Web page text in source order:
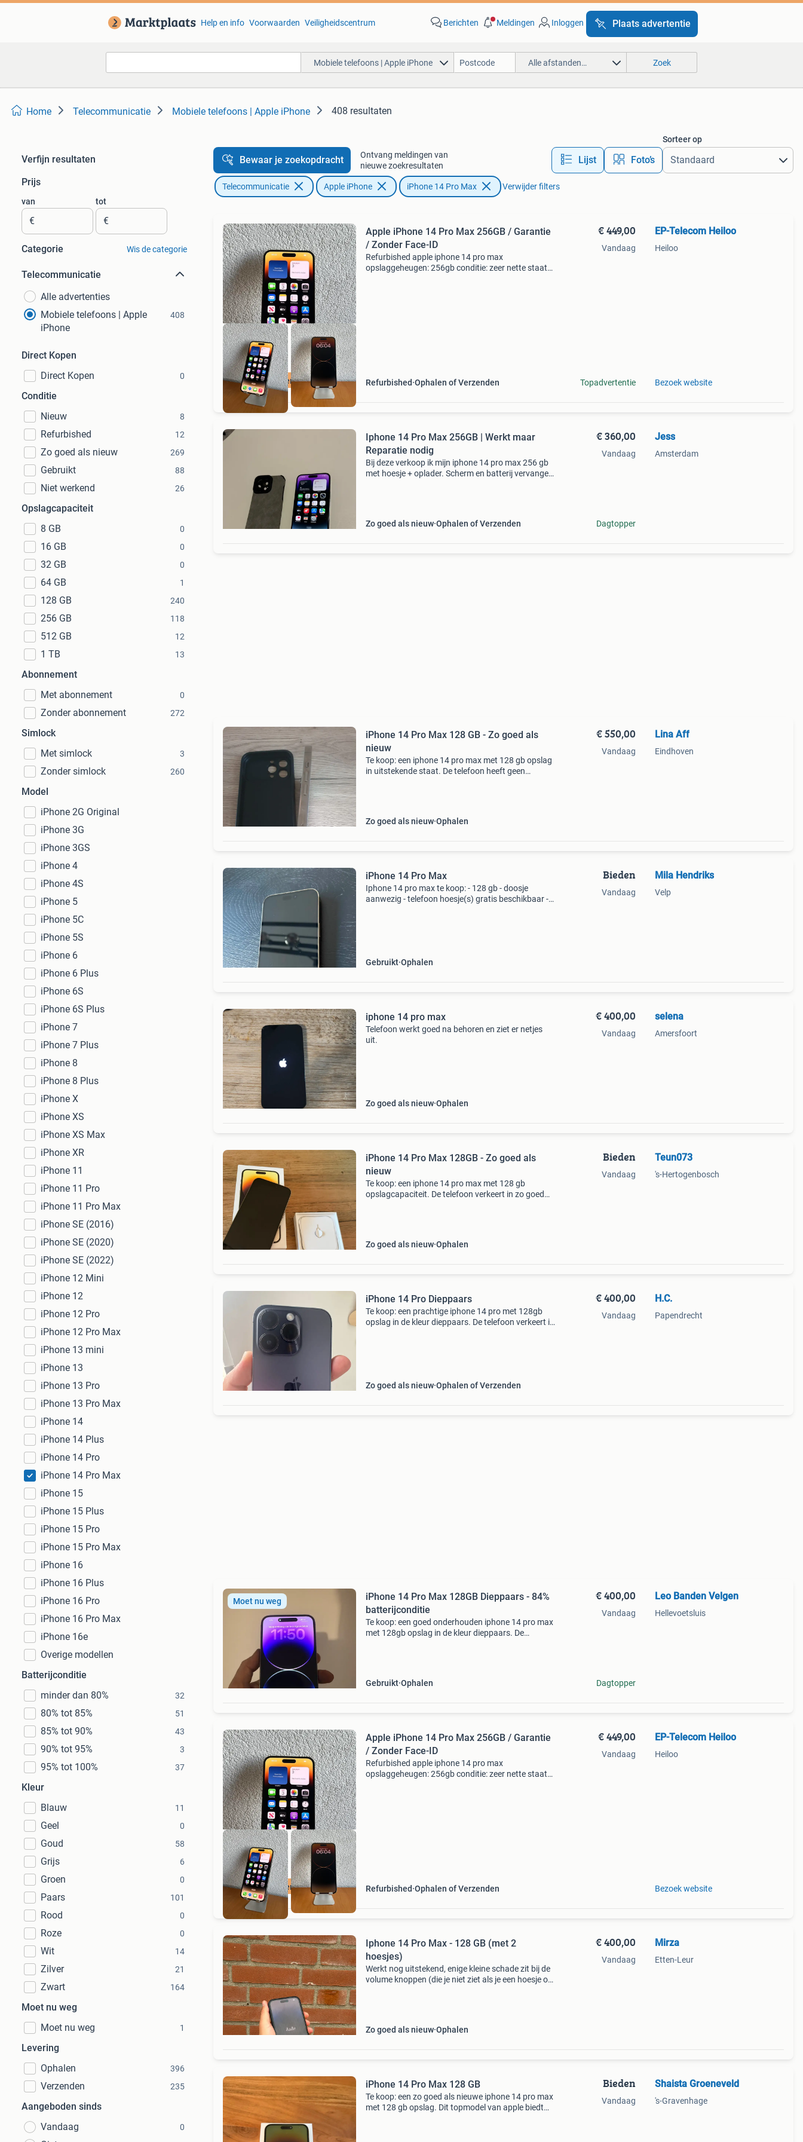
Help en info Voorwaarden Veiligheidscentrum Berichten Meldingen Inloggen Plaats advertentie
Mobiele telefoons | Apple iPhone Alle afstanden… Zoek
Home Telecommunicatie Mobiele telefoons | Apple iPhone 408 resultaten
Verfijn resultaten
Prijs
van
€
tot
€
Categorie Wis de categorie
Telecommunicatie
Alle advertenties
Mobiele telefoons | Apple
iPhone
408
Direct Kopen
Direct Kopen
0
Conditie
Nieuw
8
Refurbished 12
Zo goed als nieuw 269
Gebruikt 88
Niet werkend 26
Opslagcapaciteit
8 GB
0
16 GB 0
32 GB 0
64 GB 1
128 GB 240
256 GB 118
512 GB 12
1 TB 13
Abonnement
Met abonnement
0
Zonder abonnement 272
Simlock
Met simlock
3
Zonder simlock 260
Model
iPhone 2G Original
iPhone 3G
iPhone 3GS
iPhone 4
iPhone 4S
iPhone 5
iPhone 5C
iPhone 5S
iPhone 6
iPhone 6 Plus
iPhone 6S
iPhone 6S Plus
iPhone 7
iPhone 7 Plus
iPhone 8
iPhone 8 Plus
iPhone X
iPhone XS
iPhone XS Max
iPhone XR
iPhone 11
iPhone 11 Pro
iPhone 11 Pro Max
iPhone SE (2016)
iPhone SE (2020)
iPhone SE (2022)
iPhone 12 Mini
iPhone 12
iPhone 12 Pro
iPhone 12 Pro Max
iPhone 13 mini
iPhone 13
iPhone 13 Pro
iPhone 13 Pro Max
iPhone 14
iPhone 14 Plus
iPhone 14 Pro
iPhone 14 Pro Max
iPhone 15
iPhone 15 Plus
iPhone 15 Pro
iPhone 15 Pro Max
iPhone 16
iPhone 16 Plus
iPhone 16 Pro
iPhone 16 Pro Max
iPhone 16e
Overige modellen
Batterijconditie
minder dan 80%
32
80% tot 85% 51
85% tot 90% 43
90% tot 95% 3
95% tot 100% 37
Kleur
Blauw
11
Geel 0
Goud 58
Grijs 6
Groen 0
Paars 101
Rood 0
Roze 0
Wit 14
Zilver 21
Zwart 164
Moet nu weg
Moet nu weg
1
Levering
Ophalen
396
Verzenden 235
Aangeboden sinds
Vandaag
0
Bewaar je zoekopdracht
Ontvang meldingen van
nieuwe zoekresultaten
Lijst Foto’s
Sorteer op
Telecommunicatie Apple iPhone iPhone 14 Pro Max Verwijder filters
Gratis verzending
Apple iPhone 14 Pro Max 256GB / Garantie
/ Zonder Face-ID
Refurbished apple iphone 14 pro max
opslaggeheugen: 256gb conditie: zeer nette staat
Refurbished Ophalen of Verzenden
€ 449,00
Vandaag
Topadvertentie
EP-Telecom Heiloo
Heiloo
Bezoek website
Iphone 14 Pro Max 256GB | Werkt maar
Reparatie nodig
Bij deze verkoop ik mijn iphone 14 pro max 256 gb
met hoesje + oplader. Scherm en batterij vervangen
Zo goed als nieuw Ophalen of Verzenden
€ 360,00
Vandaag
Dagtopper
Jess
Amsterdam
iPhone 14 Pro Max 128 GB - Zo goed als
nieuw
Te koop: een iphone 14 pro max met 128 gb opslag
in uitstekende staat. De telefoon heeft geen
Zo goed als nieuw Ophalen
€ 550,00
Vandaag
Lina Aff
Eindhoven
iPhone 14 Pro Max
Iphone 14 pro max te koop: - 128 gb - doosje
aanwezig - telefoon hoesje(s) gratis beschikbaar -
Gebruikt Ophalen
Bieden
Vandaag
Mila Hendriks
Velp
iphone 14 pro max
Telefoon werkt goed na behoren en ziet er netjes
uit.
Zo goed als nieuw Ophalen
€ 400,00
Vandaag
selena
Amersfoort
iPhone 14 Pro Max 128GB - Zo goed als
nieuw
Te koop: een iphone 14 pro max met 128 gb
opslagcapaciteit. De telefoon verkeert in zo goed
Zo goed als nieuw Ophalen
Bieden
Vandaag
Teun073
's-Hertogenbosch
iPhone 14 Pro Dieppaars
Te koop: een prachtige iphone 14 pro met 128gb
opslag in de kleur dieppaars. De telefoon verkeert in
Zo goed als nieuw Ophalen of Verzenden
€ 400,00
Vandaag
H.C.
Papendrecht
Moet nu weg
iPhone 14 Pro Max 128GB Dieppaars - 84%
batterijconditie
Te koop: een goed onderhouden iphone 14 pro max
met 128gb opslag in de kleur dieppaars. De
Gebruikt Ophalen
€ 400,00
Vandaag
Dagtopper
Leo Banden Velgen
Hellevoetsluis
Gratis verzending
Apple iPhone 14 Pro Max 256GB / Garantie
/ Zonder Face-ID
Refurbished apple iphone 14 pro max
opslaggeheugen: 256gb conditie: zeer nette staat
Refurbished Ophalen of Verzenden
€ 449,00
Vandaag
EP-Telecom Heiloo
Heiloo
Bezoek website
Iphone 14 Pro Max - 128 GB (met 2
hoesjes)
Werkt nog uitstekend, enige kleine schade zit bij de
volume knoppen (die je niet ziet als je een hoesje om
Zo goed als nieuw Ophalen
€ 400,00
Vandaag
Mirza
Etten-Leur
iPhone 14 Pro Max 128 GB
Te koop: een zo goed als nieuwe iphone 14 pro max
met 128 gb opslag. Dit topmodel van apple biedt
Bieden
Vandaag
Shaista Groeneveld
's-Gravenhage